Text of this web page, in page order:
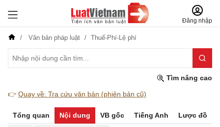
Đăng nhập
Văn bản pháp luật Thuế-Phí-Lệ phí
Tìm nâng cao
👉 Quay về: Tra cứu văn bản (phiên bản cũ)
Tổng quan Nội dung VB gốc Tiếng Anh Lược đồ